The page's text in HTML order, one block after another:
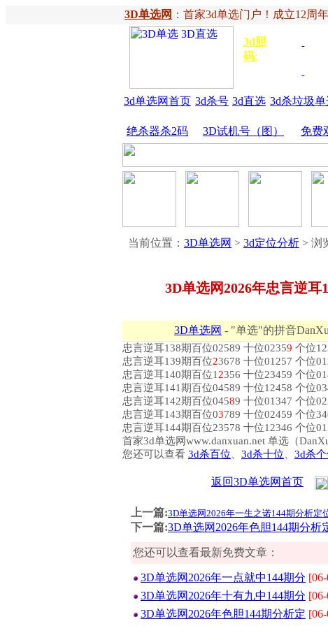
3D单选网 ： 首家3d单选门户！成立12周
3d胆
码:
3d单选网首页 3d杀号 3d直选 3d杀垃圾
绝杀器杀2码 3D试机号（图） 免费
当前位置： 3D单选网 > 3d定位分析 > 浏
3D单选网2026年忠言逆
3D单选网 - "单选"的拼音
忠言逆耳138期百位02589 十位02359 个位
忠言逆耳139期百位23678 十位01257 个位
忠言逆耳140期百位1 2356 十位23459 个位
忠言逆耳141期百位04589 十位12458 个位
忠言逆耳142期百位04589 十位01347 个位
忠言逆耳143期百位03789 十位02459 个位34
忠言逆耳144期百位23578 十位12346 个位
首家3d单选网www.danxuan.net 单选（
您还可以查看 3d杀百位 3d杀十位 3d杀个
返回3D单选网首页
上一篇:3D单选网2026年一生之诺144期分析
下一篇:3D单选网2026年色胆144期分
您还可以查看最新免费文章：
3D单选网2026年一点就中144期分
3D单选网2026年十有九中144期分
3D单选网2026年色胆144期分析定